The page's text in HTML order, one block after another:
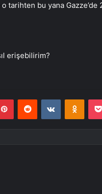
o tarihten bu yana
erişebilirim?
PinterestReddit VKontakte